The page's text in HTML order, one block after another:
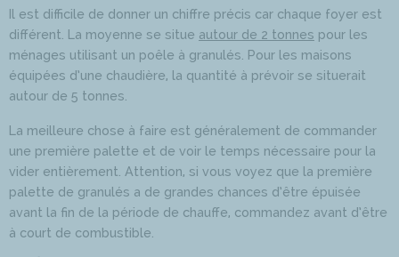
Il est difficile de donner un chiffre précis car chaque foyer est
différent. La moyenne se situe autour de 2 tonnes pour les
ménages utilisant un poêle à granulés. Pour les maisons
équipées d’une chaudière, la quantité à prévoir se situerait
autour de 5 tonnes.
La meilleure chose à faire est généralement de commander
une première palette et de voir le temps nécessaire pour la
vider entièrement. Attention, si vous voyez que la première
palette de granulés a de grandes chances d’être épuisée
avant la fin de la période de chauffe, commandez avant d’être
à court de combustible.